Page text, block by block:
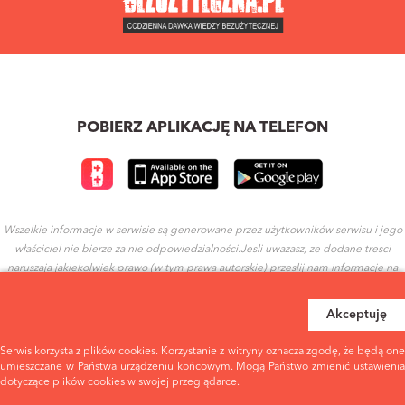
Akceptuję
Serwis korzysta z plików cookies. Korzystanie z witryny oznacza zgodę, że będą one
umieszczane w Państwa urządzeniu końcowym. Mogą Państwo zmienić ustawienia
dotyczące plików cookies w swojej przeglądarce.
POBIERZ APLIKACJĘ NA TELEFON
Wszelkie informacje w serwisie są generowane przez użytkowników serwisu i jego
właściciel nie bierze za nie odpowiedzialności.Jesli uwazasz, ze dodane tresci
naruszaja jakiekolwiek prawo (w tym prawa autorskie) przeslij nam informacje na
REGULAMIN POLITYKA PRYWATNOŚCI
WARUNKI UŻYTKOWANIA EULA - WARUNKI UŻYTKOWANIA